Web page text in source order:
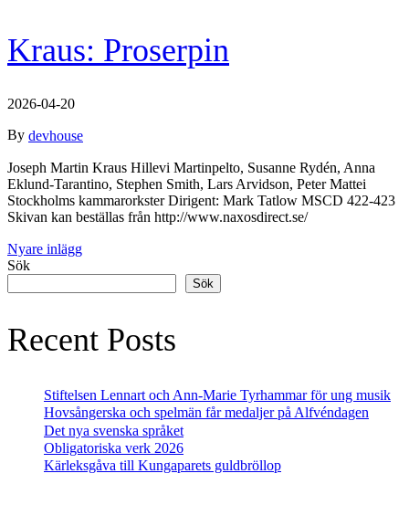
Kraus: Proserpin
2026-04-20
By devhouse
Joseph Martin Kraus Hillevi Martinpelto, Susanne Rydén, Anna
Eklund-Tarantino, Stephen Smith, Lars Arvidson, Peter Mattei
Stockholms kammarorkster Dirigent: Mark Tatlow MSCD 422-423
Skivan kan beställas från http://www.naxosdirect.se/
Inläggsnavigering
Nyare inlägg
Sök
Sök
Recent Posts
Stiftelsen Lennart och Ann-Marie Tyrhammar för ung musik
Hovsångerska och spelmän får medaljer på Alfvéndagen
Det nya svenska språket
Obligatoriska verk 2026
Kärleksgåva till Kungaparets guldbröllop